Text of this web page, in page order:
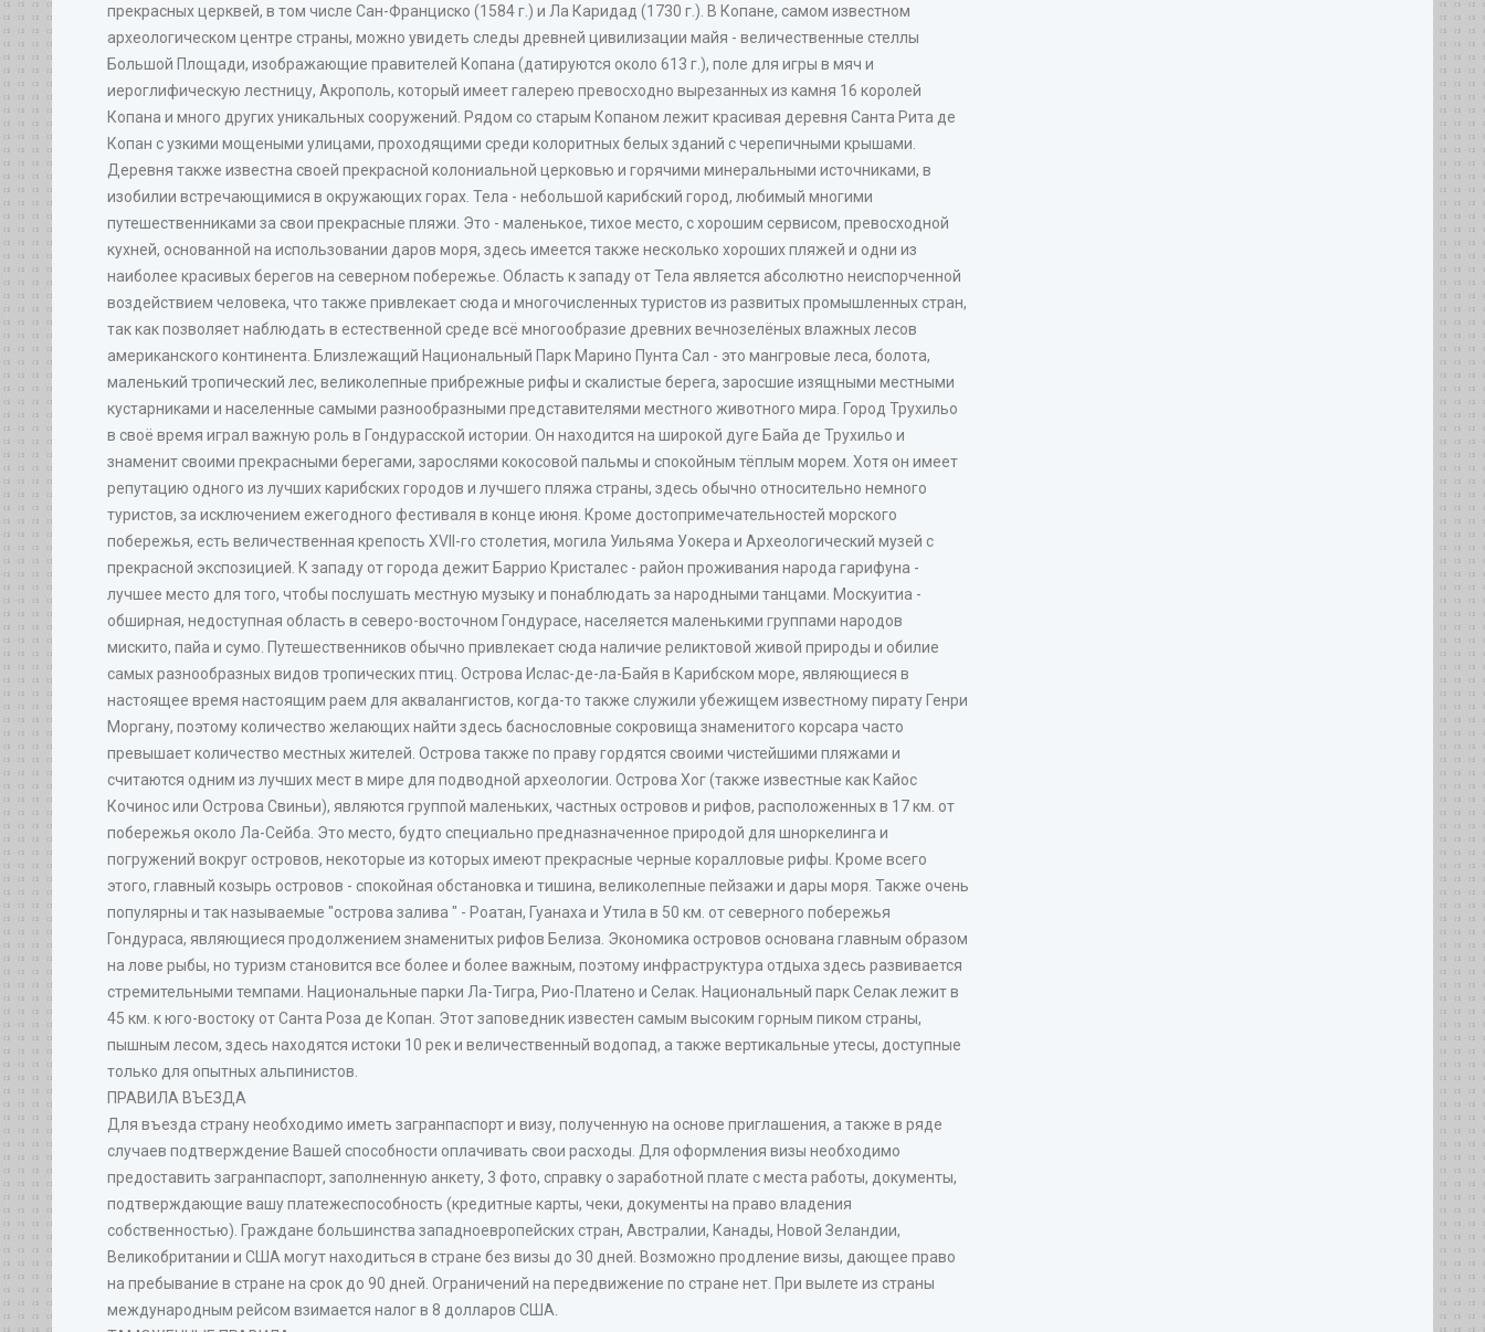
прекрасных церквей, в том числе Сан-Франциско (1584 г.) и Ла Каридад (1730 г.). В Копане, самом известном
археологическом центре страны, можно увидеть следы древней цивилизации майя - величественные стеллы
Большой Площади, изображающие правителей Копана (датируются около 613 г.), поле для игры в мяч и
иероглифическую лестницу, Акрополь, который имеет галерею превосходно вырезанных из камня 16 королей
Копана и много других уникальных сооружений. Рядом со старым Копаном лежит красивая деревня Санта Рита де
Копан с узкими мощеными улицами, проходящими среди колоритных белых зданий с черепичными крышами.
Деревня также известна своей прекрасной колониальной церковью и горячими минеральными источниками, в
изобилии встречающимися в окружающих горах. Тела - небольшой карибский город, любимый многими
путешественниками за свои прекрасные пляжи. Это - маленькое, тихое место, с хорошим сервисом, превосходной
кухней, основанной на использовании даров моря, здесь имеется также несколько хороших пляжей и одни из
наиболее красивых берегов на северном побережье. Область к западу от Тела является абсолютно неиспорченной
воздействием человека, что также привлекает сюда и многочисленных туристов из развитых промышленных стран,
так как позволяет наблюдать в естественной среде всё многообразие древних вечнозелёных влажных лесов
американского континента. Близлежащий Национальный Парк Марино Пунта Сал - это мангровые леса, болота,
маленький тропический лес, великолепные прибрежные рифы и скалистые берега, заросшие изящными местными
кустарниками и населенные самыми разнообразными представителями местного животного мира. Город Трухильо
в своё время играл важную роль в Гондурасской истории. Он находится на широкой дуге Байа де Трухильо и
знаменит своими прекрасными берегами, зарослями кокосовой пальмы и спокойным тёплым морем. Хотя он имеет
репутацию одного из лучших карибских городов и лучшего пляжа страны, здесь обычно относительно немного
туристов, за исключением ежегодного фестиваля в конце июня. Кроме достопримечательностей морского
побережья, есть величественная крепость XVII-го столетия, могила Уильяма Уокера и Археологический музей с
прекрасной экспозицией. К западу от города дежит Баррио Кристалес - район проживания народа гарифуна -
лучшее место для того, чтобы послушать местную музыку и понаблюдать за народными танцами. Москуитиа -
обширная, недоступная область в северо-восточном Гондурасе, населяется маленькими группами народов
мискито, пайа и сумо. Путешественников обычно привлекает сюда наличие реликтовой живой природы и обилие
самых разнообразных видов тропических птиц. Острова Ислас-де-ла-Байя в Карибском море, являющиеся в
настоящее время настоящим раем для аквалангистов, когда-то также служили убежищем известному пирату Генри
Моргану, поэтому количество желающих найти здесь баснословные сокровища знаменитого корсара часто
превышает количество местных жителей. Острова также по праву гордятся своими чистейшими пляжами и
считаются одним из лучших мест в мире для подводной археологии. Острова Хог (также известные как Кайос
Кочинос или Острова Свиньи), являются группой маленьких, частных островов и рифов, расположенных в 17 км. от
побережья около Ла-Сейба. Это место, будто специально предназначенное природой для шноркелинга и
погружений вокруг островов, некоторые из которых имеют прекрасные черные коралловые рифы. Кроме всего
этого, главный козырь островов - спокойная обстановка и тишина, великолепные пейзажи и дары моря. Также очень
популярны и так называемые "острова залива " - Роатан, Гуанаха и Утила в 50 км. от северного побережья
Гондураса, являющиеся продолжением знаменитых рифов Белиза. Экономика островов основана главным образом
на лове рыбы, но туризм становится все более и более важным, поэтому инфраструктура отдыха здесь развивается
стремительными темпами. Национальные парки Ла-Тигра, Рио-Платено и Селак. Национальный парк Селак лежит в
45 км. к юго-востоку от Санта Роза де Копан. Этот заповедник известен самым высоким горным пиком страны,
пышным лесом, здесь находятся истоки 10 рек и величественный водопад, а также вертикальные утесы, доступные
только для опытных альпинистов.
ПРАВИЛА ВЪЕЗДА
Для въезда страну необходимо иметь загранпаспорт и визу, полученную на основе приглашения, а также в ряде
случаев подтверждение Вашей способности оплачивать свои расходы. Для оформления визы необходимо
предоставить загранпаспорт, заполненную анкету, 3 фото, справку о заработной плате с места работы, документы,
подтверждающие вашу платежеспособность (кредитные карты, чеки, документы на право владения
собственностью). Граждане большинства западноевропейских стран, Австралии, Канады, Новой Зеландии,
Великобритании и США могут находиться в стране без визы до 30 дней. Возможно продление визы, дающее право
на пребывание в стране на срок до 90 дней. Ограничений на передвижение по стране нет. При вылете из страны
международным рейсом взимается налог в 8 долларов США.